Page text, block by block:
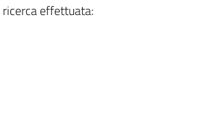
ricerca effettuata: